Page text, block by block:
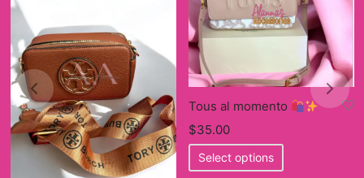
Tous al momento
$35.00
Select options
This
product